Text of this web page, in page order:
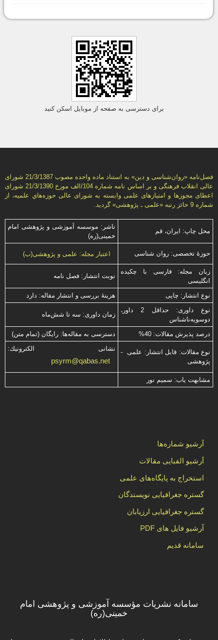
برای دسترسی به صفحه از موبایل اسکن کنید
فصل‌نامه «روان‌شناسی و دين» به استناد ماده واحده مصوب 21/3/1387 شورای
عالی انقلاب فرهنگی و بر اساس نامه شماره 104/الف مورخ 21/3/1390 شورای
اعطای مجوزها و امتيازهای علمی وابسته به شورای عالی حوزه‌هاي علميه، از
شماره 9 حائز رتبه «علمی ـ پژوهشی» گرديد.
محل چاپ: ایران، قم
ناشر: موسسه آموزشی و پژوهشی امام
خمینی(ره)
حوزۀ تخصصی: روان شناسی اعتبار مجله: علمی و پژوهشی(ب)
زبان مجله: فارسی با چكیده
انگلیسی
نوبت انتشار: فصل نامه
نوع انتشار: چاپی
هزینۀ بررسی و انتشار مقاله: دارد
نوع داوری: حداقل 2 داور،
دوسویه‌ناشناس
زمان داوری: سه تا شش‌ماه
درصد پذیرش مقالات: 40% دسترسی به مقاله‌ها: رایگان (تمام متن)
نوع مقالات: قابل انتشار: علمی -
پژوهشی
نشانی الكترونیك:
psyrm@qabas.net
مشابهت ياب: سميم نور
آرشیو شماره‌ها
آرشیو الفبایی مقالات
استخراج به پایگاه‌های علمی
گستره جغرافیایی نویسندگان
گستره جغرافیایی ارزیابان
آرشیو فایل های PDF
سامانه قدیم
سامانه نشریات مؤسسه آموزشی و پژوهشی امام
خمینی(ره)